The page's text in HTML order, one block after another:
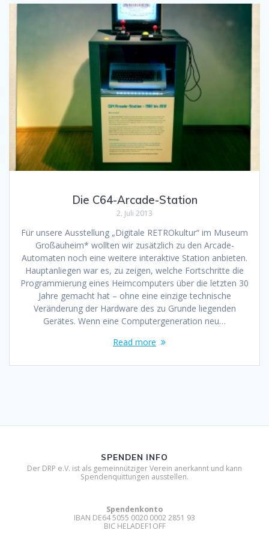
Die C64-Arcade-Station
2. Juli 2013
Für unsere Ausstellung „Digitale RETROkultur“ im Museum
Großauheim* wollten wir zusätzlich zu den Arcade-
Automaten noch eine weitere interaktive Station anbieten.
Hauptanliegen war es, zu zeigen, welche Fortschritte die
Programmierung eines Heimcomputers über die letzten 30
Jahre gemacht hat – ohne eine einzige technische
Veränderung der Hardware des zu Grunde liegenden
Gerätes. Wenn eine Computergeneration neu…
Read more
SPENDEN INFO
Der DRP e.V. ist als gemeinnütziger Verein anerkannt und kann
Spendenquittungen ausstellen.
Spendenkonto
IBAN DE64 5055 0020 0002 2851 93
BIC HELADEF1OFF